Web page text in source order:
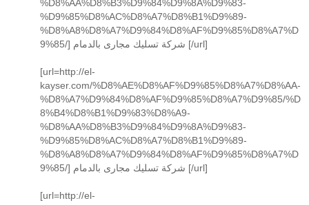
%D8%AA%D8%B3%D9%84%D9%8A%D9%83-
%D9%85%D8%AC%D8%A7%D8%B1%D9%89-
%D8%A8%D8%A7%D9%84%D8%AF%D9%85%D8%A7%D
9%85/] شركة تسليك مجارى بالدمام [/url]
[url=http://el-
kayser.com/%D8%AE%D8%AF%D9%85%D8%A7%D8%AA-
%D8%A7%D9%84%D8%AF%D9%85%D8%A7%D9%85/%D
8%B4%D8%B1%D9%83%D8%A9-
%D8%AA%D8%B3%D9%84%D9%8A%D9%83-
%D9%85%D8%AC%D8%A7%D8%B1%D9%89-
%D8%A8%D8%A7%D9%84%D8%AF%D9%85%D8%A7%D
9%85/] شركة تسليك مجارى بالدمام [/url]
[url=http://el-